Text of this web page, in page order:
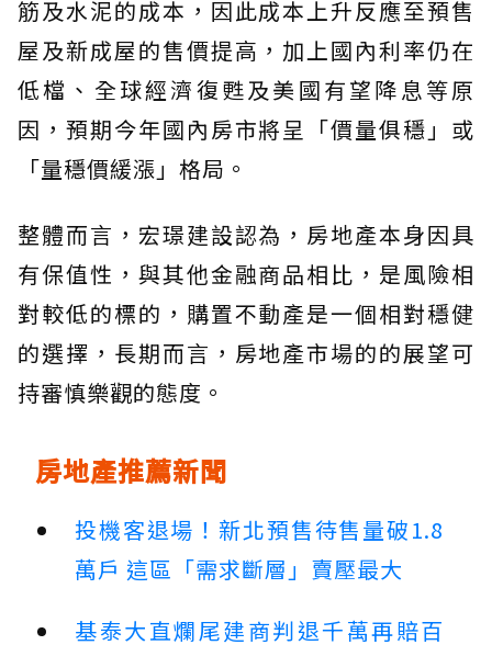
筋及水泥的成本，因此成本上升反應至預售
屋及新成屋的售價提高，加上國內利率仍在
低檔、全球經濟復甦及美國有望降息等原
因，預期今年國內房市將呈「價量俱穩」或
「量穩價緩漲」格局。
整體而言，宏璟建設認為，房地產本身因具
有保值性，與其他金融商品相比，是風險相
對較低的標的，購置不動產是一個相對穩健
的選擇，長期而言，房地產市場的的展望可
持審慎樂觀的態度。
房地產推薦新聞
投機客退場！新北預售待售量破1.8
萬戶 這區「需求斷層」賣壓最大
基泰大直爛尾建商判退千萬再賠百